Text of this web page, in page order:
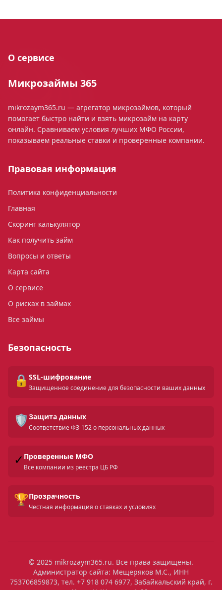
О сервисе
Микрозаймы 365
mikrozaym365.ru — агрегатор микрозаймов, который
помогает быстро найти и взять микрозайм на карту
онлайн. Сравниваем условия лучших МФО России,
показываем реальные ставки и проверенные компании.
Правовая информация
Политика конфиденциальности
Главная
Скоринг калькулятор
Как получить займ
Вопросы и ответы
Карта сайта
О сервисе
О рисках в займах
Все займы
Безопасность
🔒 SSL-шифрование
Защищенное соединение для безопасности ваших данных
🛡️ Защита данных
Соответствие ФЗ-152 о персональных данных
✓ Проверенные МФО
Все компании из реестра ЦБ РФ
🏆Прозрачность
Честная информация о ставках и условиях
© 2025 mikrozaym365.ru. Все права защищены.
Администратор сайта: Мещеряков М.С., ИНН
753706859873, тел. +7 918 074 6977, Забайкальский край, г.